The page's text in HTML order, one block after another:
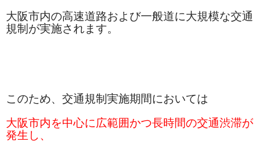
添加量の目安
オイルフロック
大阪市内の高速道路および一般道に大規模な交通
規制が実施されます。
このため、交通規制実施期間においては
大阪市内を中心に広範囲かつ長時間の交通渋滞が
発生し、